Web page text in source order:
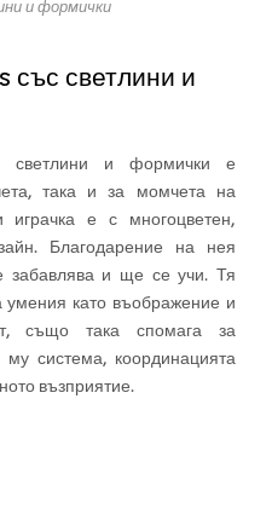
и формички
със светлини и
светлини и формички е
така и за момчета на
е с многоцветен,
Благодарение на нея
забавлява и ще се учи. Тя
умения като въображение и
също така спомага за
му система, координацията
възприятие.